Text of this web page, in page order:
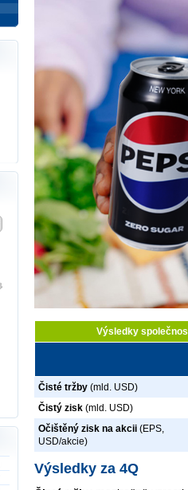
Výsledky
Čisté tržby (mld. USD)
Čistý zisk (mld. USD)
Očištěný zisk na akcii (EPS,
USD/akcie)
Výsledky za 4Q